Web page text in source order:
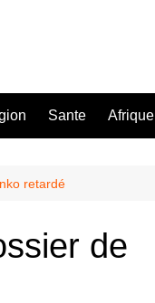
Sante Afrique
retardé
de